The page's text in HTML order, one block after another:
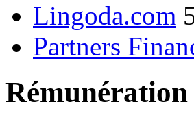
Lingoda.com
Partners